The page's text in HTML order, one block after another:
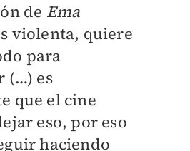
de Ema
violenta, quiere
para
(…) es
que el cine
eso, por eso
haciendo